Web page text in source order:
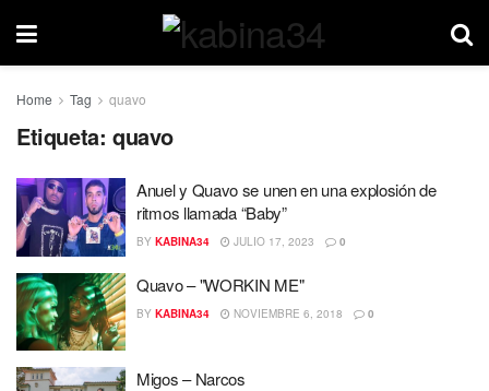
Home Tag quavo
Etiqueta: quavo
Anuel y Quavo se unen en una explosión de
ritmos llamada “Baby”
BY KABINA34 JULIO 17, 2023 0
Quavo – "WORKIN ME"
BY KABINA34 NOVIEMBRE 6, 2018 0
Migos – Narcos